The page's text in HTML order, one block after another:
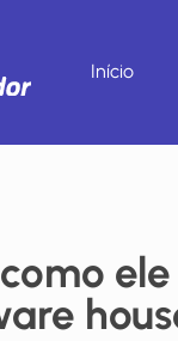
Início